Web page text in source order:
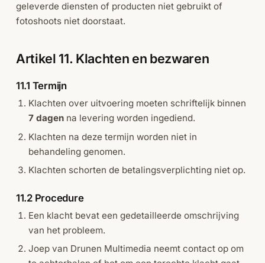
geleverde diensten of producten niet gebruikt of
fotoshoots niet doorstaat.
Artikel 11. Klachten en bezwaren
11.1 Termijn
Klachten over uitvoering moeten schriftelijk binnen
7 dagenna levering worden ingediend.
Klachten na deze termijn worden niet in
behandeling genomen.
Klachten schorten de betalingsverplichting niet op.
11.2 Procedure
Een klacht bevat een gedetailleerde omschrijving
van het probleem.
Joep van Drunen Multimedia neemt contact op om